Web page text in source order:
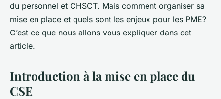
législation?
Kaïs• 3 avril 2024•5 min de lecture
du personnel et CHSCT. Mais comment organiser sa
mise en place et quels sont les enjeux pour les PME?
C’est ce que nous allons vous expliquer dans cet
article.
Introduction à la mise en place du
CSE